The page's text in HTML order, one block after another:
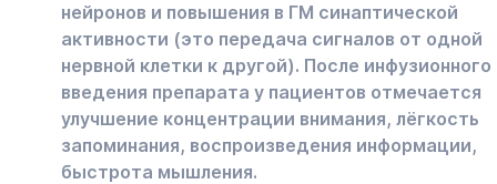
нейронов и повышения в ГМ синаптической
активности (это передача сигналов от одной
нервной клетки к другой). После инфузионного
введения препарата у пациентов отмечается
улучшение концентрации внимания, лёгкость
запоминания, воспроизведения информации,
быстрота мышления.